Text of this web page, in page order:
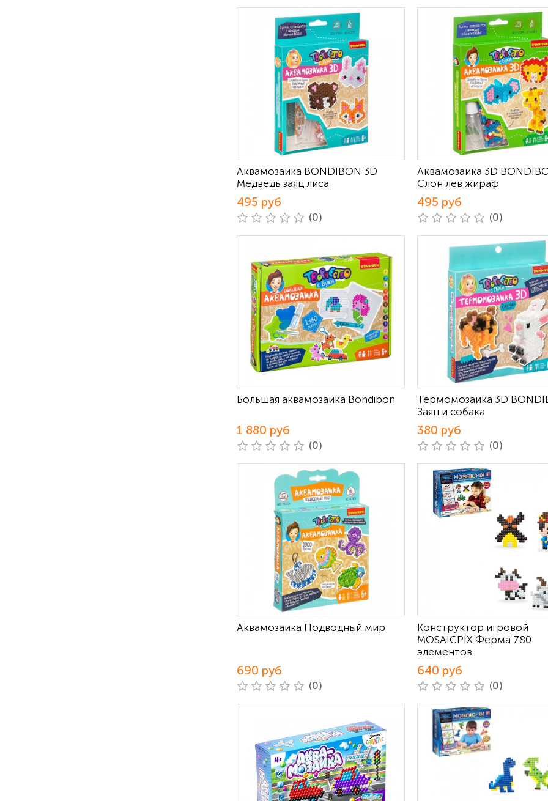
Аквамозаика BONDIBON 3D
Медведь заяц лиса
495 руб
(0)
Аквамозаика 3D
Слон лев жираф
495 руб
(0)
Большая аквамозаика Bondibon
1 880 руб
(0)
Термомозаика 3D
Заяц и собака
380 руб
(0)
Аквамозаика Подводный мир
690 руб
(0)
Конструктор игровой
MOSAICPIX Ферма 780
элементов
640 руб
(0)